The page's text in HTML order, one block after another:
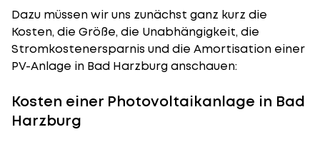
Dazu müssen wir uns zunächst ganz kurz die
Kosten, die Größe, die Unabhängigkeit, die
Stromkostenersparnis und die Amortisation einer
PV-Anlage in Bad Harzburg anschauen:
Kosten einer Photovoltaikanlage in Bad
Harzburg